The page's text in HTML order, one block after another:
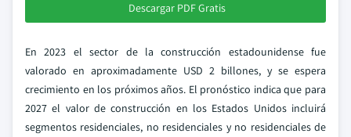
Descargar PDF Gratis
En 2023 el sector de la construcción estadounidense fue
valorado en aproximadamente USD 2 billones, y se espera
crecimiento en los próximos años. El pronóstico indica que para
2027 el valor de construcción en los Estados Unidos incluirá
segmentos residenciales, no residenciales y no residenciales de